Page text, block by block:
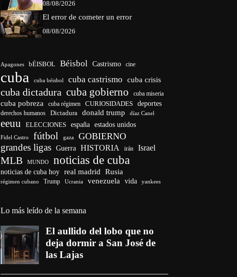
08/08/2026
El error de cometer un error
08/08/2026
Apagones bÉISBOL Béisbol Castrismo cine
cuba cuba béisbol cuba castrismo cuba crisis
cuba dictadura cuba gobierno cuba miseria
cuba pobreza cuba régimen CURIOSIDADES deportes
derechos humanos Dictadura donald trump díaz Canel
eeuu ELECCIONES españa estados unidos
Fidel Castro fútbol gaza GOBIERNO
grandes ligas Guerra HISTORIA irán Israel
MLB MUNDO noticias de cuba
noticias de cuba hoy real madrid Rusia
régimen cubano Trump Ucrania venezuela vida yankees
Lo más leído de la semana